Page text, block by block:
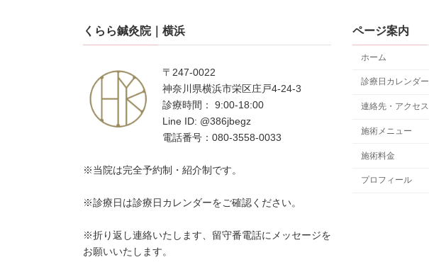
くらら鍼灸院｜横浜
〒247-0022
神奈川県横浜市栄区庄戸4-24-3
診療時間： 9:00-18:00
Line ID: @386jbegz
電話番号：080-3558-0033
※当院は完全予約制・紹介制です。
※診療日は診療日カレンダーをご確認ください。
※折り返し連絡いたします、留守番電話にメッセージを
お願いいたします。
ページ案内
ホーム
診療日カレンダー
連絡先・アクセス
施術メニュー
施術料金
プロフィール